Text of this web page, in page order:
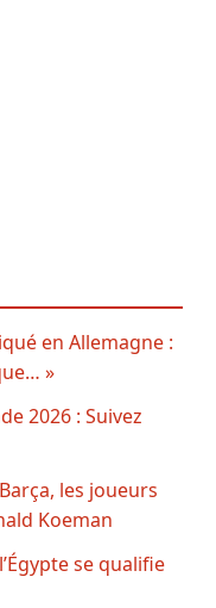
en Allemagne :
»
2026 : Suivez
les joueurs
Koeman
se qualifie